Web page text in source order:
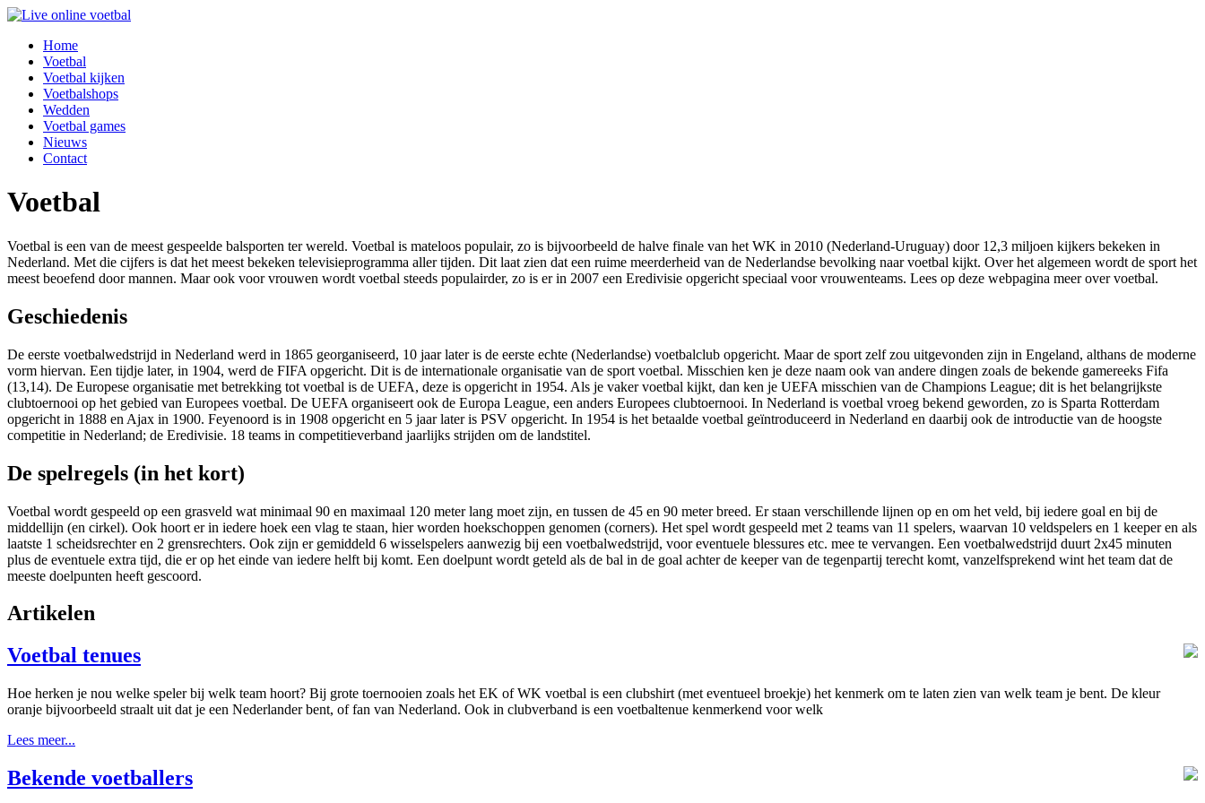
Home
Voetbal
Voetbal kijken
Voetbalshops
Wedden
Voetbal games
Nieuws
Contact
Voetbal
Voetbal is een van de meest gespeelde balsporten ter wereld. Voetbal is mateloos populair, zo is bijvoorbeeld de halve finale van het WK in 2010 (Nederland-Uruguay) door 12,3 miljoen kijkers bekeken in
Nederland. Met die cijfers is dat het meest bekeken televisieprogramma aller tijden. Dit laat zien dat een ruime meerderheid van de Nederlandse bevolking naar voetbal kijkt. Over het algemeen wordt de sport het
meest beoefend door mannen. Maar ook voor vrouwen wordt voetbal steeds populairder, zo is er in 2007 een Eredivisie opgericht speciaal voor vrouwenteams. Lees op deze webpagina meer over voetbal.
Geschiedenis
De eerste voetbalwedstrijd in Nederland werd in 1865 georganiseerd, 10 jaar later is de eerste echte (Nederlandse) voetbalclub opgericht. Maar de sport zelf zou uitgevonden zijn in Engeland, althans de moderne
vorm hiervan. Een tijdje later, in 1904, werd de FIFA opgericht. Dit is de internationale organisatie van de sport voetbal. Misschien ken je deze naam ook van andere dingen zoals de bekende gamereeks Fifa
(13,14). De Europese organisatie met betrekking tot voetbal is de UEFA, deze is opgericht in 1954. Als je vaker voetbal kijkt, dan ken je UEFA misschien van de Champions League; dit is het belangrijkste
clubtoernooi op het gebied van Europees voetbal. De UEFA organiseert ook de Europa League, een anders Europees clubtoernooi. In Nederland is voetbal vroeg bekend geworden, zo is Sparta Rotterdam
opgericht in 1888 en Ajax in 1900. Feyenoord is in 1908 opgericht en 5 jaar later is PSV opgericht. In 1954 is het betaalde voetbal geïntroduceerd in Nederland en daarbij ook de introductie van de hoogste
competitie in Nederland; de Eredivisie. 18 teams in competitieverband jaarlijks strijden om de landstitel.
De spelregels (in het kort)
Voetbal wordt gespeeld op een grasveld wat minimaal 90 en maximaal 120 meter lang moet zijn, en tussen de 45 en 90 meter breed. Er staan verschillende lijnen op en om het veld, bij iedere goal en bij de
middellijn (en cirkel). Ook hoort er in iedere hoek een vlag te staan, hier worden hoekschoppen genomen (corners). Het spel wordt gespeeld met 2 teams van 11 spelers, waarvan 10 veldspelers en 1 keeper en als
laatste 1 scheidsrechter en 2 grensrechters. Ook zijn er gemiddeld 6 wisselspelers aanwezig bij een voetbalwedstrijd, voor eventuele blessures etc. mee te vervangen. Een voetbalwedstrijd duurt 2x45 minuten
plus de eventuele extra tijd, die er op het einde van iedere helft bij komt. Een doelpunt wordt geteld als de bal in de goal achter de keeper van de tegenpartij terecht komt, vanzelfsprekend wint het team dat de
meeste doelpunten heeft gescoord.
Artikelen
Voetbal tenues
Hoe herken je nou welke speler bij welk team hoort? Bij grote toernooien zoals het EK of WK voetbal is een clubshirt (met eventueel broekje) het kenmerk om te laten zien van welk team je bent. De kleur
oranje bijvoorbeeld straalt uit dat je een Nederlander bent, of fan van Nederland. Ook in clubverband is een voetbaltenue kenmerkend voor welk
Lees meer...
Bekende voetballers